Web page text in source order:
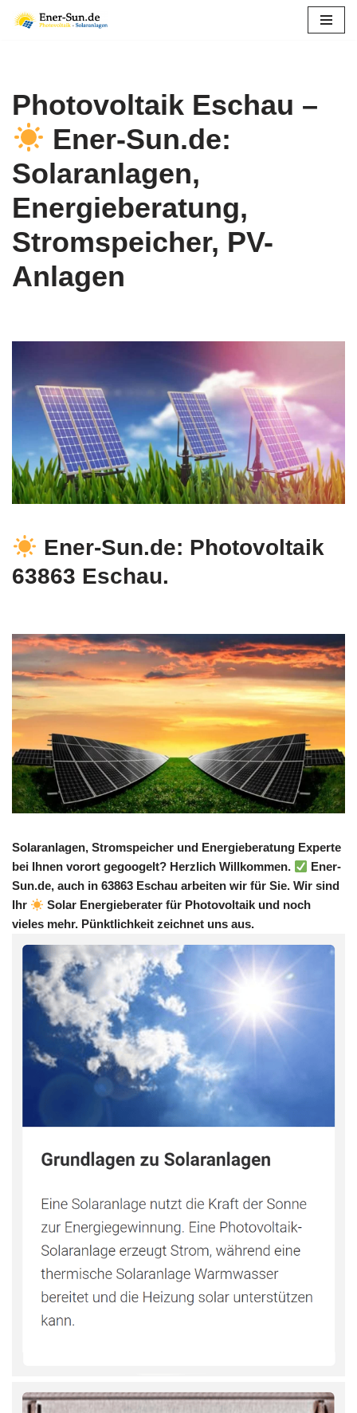
Photovoltaik Eschau –
Ener-Sun.de:
Solaranlagen,
Energieberatung,
Stromspeicher, PV-
Anlagen
Ener-Sun.de: Photovoltaik
63863 Eschau.
Solaranlagen, Stromspeicher und Energieberatung Experte
bei Ihnen vorort gegoogelt? Herzlich Willkommen.
Ener-
Sun.de, auch in 63863 Eschau arbeiten wir für Sie. Wir sind
Ihr
Solar Energieberater für Photovoltaik und noch
vieles mehr. Pünktlichkeit zeichnet uns aus.